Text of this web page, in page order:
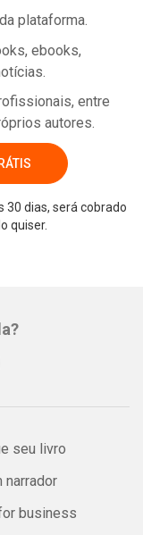
plataforma.
ebooks,
entre
autores.
30 dias, será cobrado
quiser.
seu livro
narrador
business